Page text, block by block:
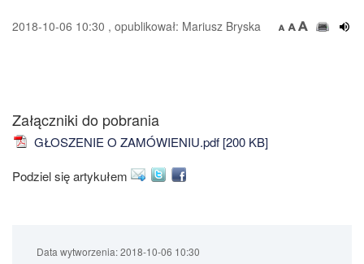
2018-10-06 10:30 , opublikował: Mariusz Bryska
Załączniki do pobrania
GŁOSZENIE O ZAMÓWIENIU.pdf [200 KB]
Podziel się artykułem
Data wytworzenia:2018-10-06 10:30